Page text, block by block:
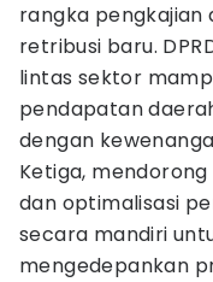
rangka
retribusi baru.
lintas sektor
pendapatan
dengan
Ketiga,
dan optimalisasi
secara mandiri
mengedepankan